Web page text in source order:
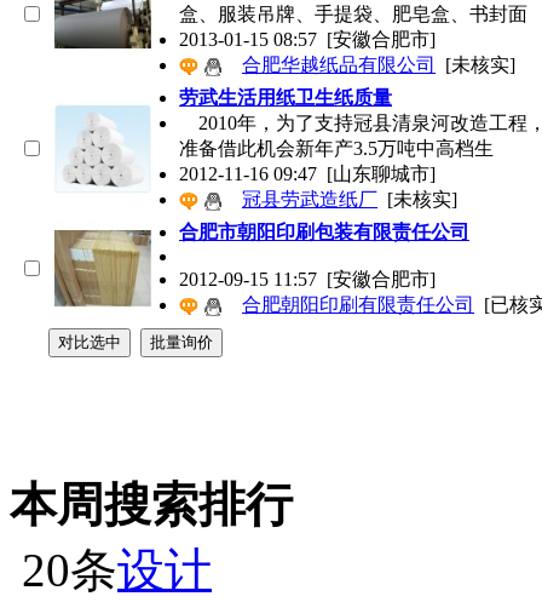
盒、服装吊牌、手提袋、肥皂盒、书封面
2013-01-15 08:57 [安徽合肥市]
合肥华越纸品有限公司
[未核实]
劳武生活用纸卫生纸质量
2010年，为了支持冠县清泉河改造工程
准备借此机会新年产3.5万吨中高档生
2012-11-16 09:47 [山东聊城市]
冠县劳武造纸厂 [未核实]
合肥市朝阳印刷包装有限责任公司
2012-09-15 11:57 [安徽合肥市]
合肥朝阳印刷有限责任公司
[已核
本周搜索排行
20条设计